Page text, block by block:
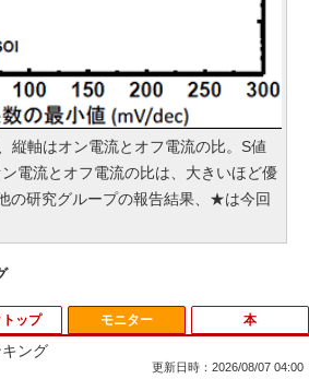
縦軸はオン電流とオフ電流の比。S値
電流とオフ電流の比は、大きいほど優
の研究グループの報告結果、★は今回
ップ モニター
ング
更新日時：2026/08/07 04:00
本